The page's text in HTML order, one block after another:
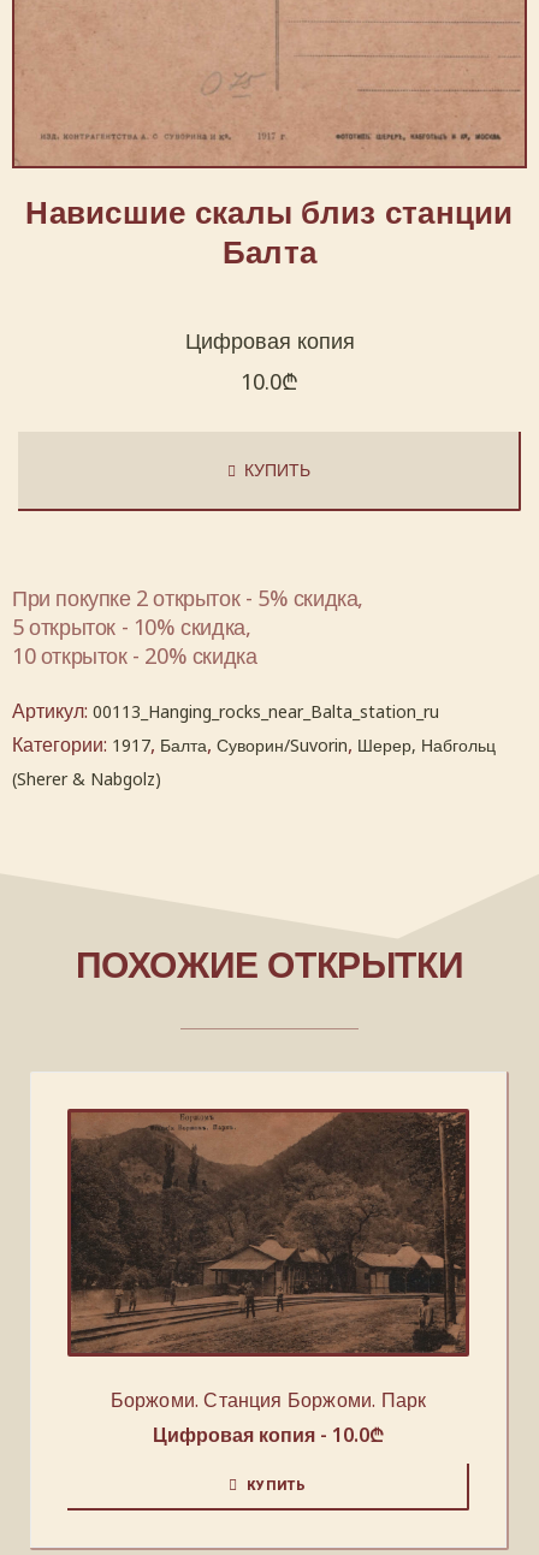
Нависшие скалы близ станции
Балта
Цифровая копия
10.0₾
КУПИТЬ
При покупке 2 открыток - 5% скидка,
5 открыток - 10% скидка,
10 открыток - 20% скидка
Артикул: 00113_Hanging_rocks_near_Balta_station_ru
Категории: 1917, Балта, Суворин/Suvorin, Шерер, Набгольц
(Sherer & Nabgolz)
ПОХОЖИЕ ОТКРЫТКИ
Боржоми. Станция Боржоми. Парк
Цифровая копия - 10.0₾
КУПИТЬ